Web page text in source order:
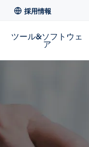
採用情報
ツール&ソフトウェ
ア